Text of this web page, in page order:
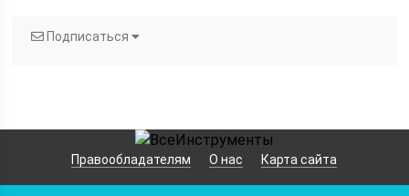
Подписаться
Правообладателям О нас Карта сайта